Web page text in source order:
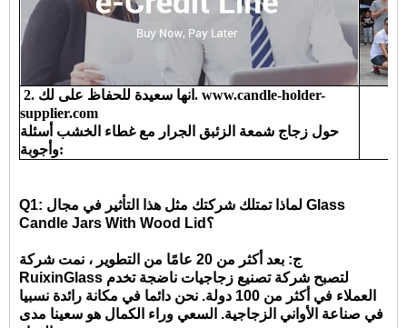
2. انها سعيدة للحفاظ على لك. www.candle-holder-
supplier.com
حول زجاج شمعة الزئبق الجرار مع غطاء الخشب أسئلة
وأجوبة:
Q1: لماذا تمتلك شركتك مثل هذا التأثير في مجال Glass
Candle Jars With Wood Lid؟
ج: بعد أكثر من 20 عامًا من التطوير ، نمت شركة
RuixinGlass لتصبح شركة تصنيع زجاجيات ناضجة تخدم
العملاء في أكثر من 100 دولة. نحن دائما في مكانة رائدة نسبيا
في صناعة الأواني الزجاجية. السعي وراء الكمال هو سعينا مدى